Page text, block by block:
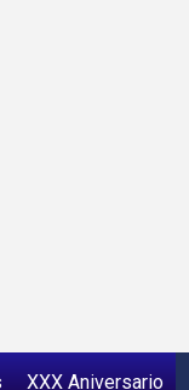
XXX Aniversario